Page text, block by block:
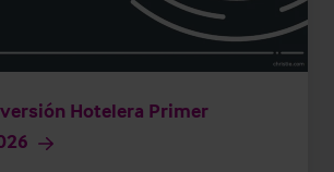
Hotelera Primer